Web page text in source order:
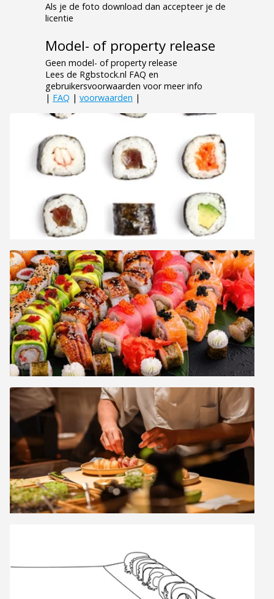
Als je de foto download dan accepteer je de
licentie
Model- of property release
Geen model- of property release
Lees de Rgbstock.nl FAQ en
gebruikersvoorwaarden voor meer info
| FAQ | voorwaarden |